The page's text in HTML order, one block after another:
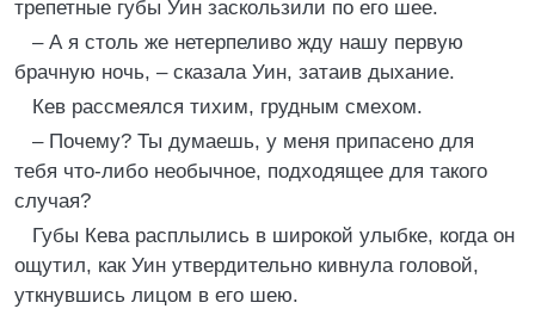
трепетные губы Уин заскользили по его шее.
– А я столь же нетерпеливо жду нашу первую
брачную ночь, – сказала Уин, затаив дыхание.
Кев рассмеялся тихим, грудным смехом.
– Почему? Ты думаешь, у меня припасено для
тебя что-либо необычное, подходящее для такого
случая?
Губы Кева расплылись в широкой улыбке, когда он
ощутил, как Уин утвердительно кивнула головой,
уткнувшись лицом в его шею.